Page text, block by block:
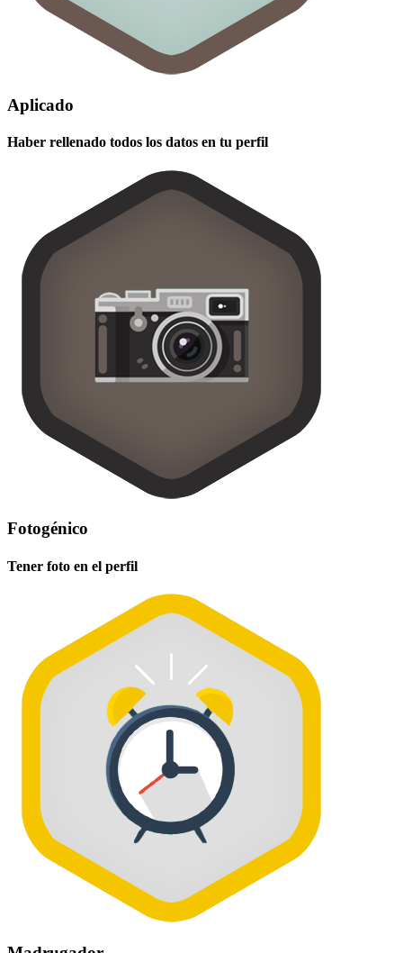
Aplicado
Haber rellenado todos los datos en tu perfil
Fotogénico
Tener foto en el perfil